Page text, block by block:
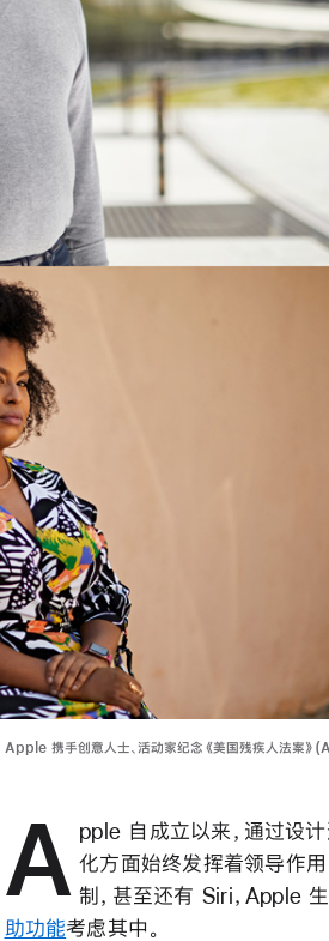
Apple 携手创意人士、活动家纪念《美国残疾人法案》
A pple 自成立以来，通过设
化方面始终发挥着领导作用
制，甚至还有 Siri，Apple
助功能考虑其中。